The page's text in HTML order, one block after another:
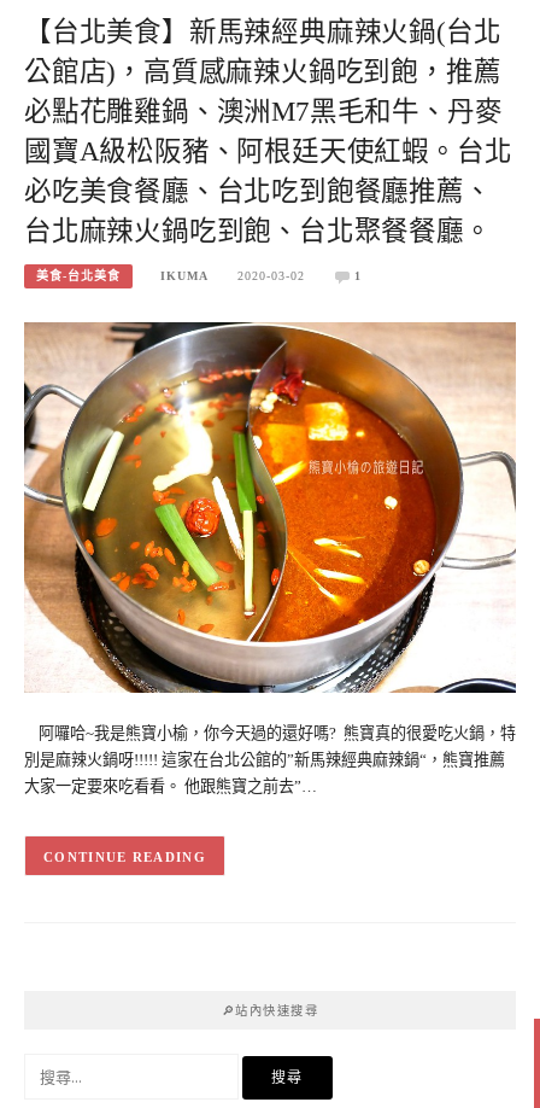
【台北美食】新馬辣經典麻辣火鍋(台北
公館店)，高質感麻辣火鍋吃到飽，推薦
必點花雕雞鍋、澳洲M7黑毛和牛、丹麥
國寶A級松阪豬、阿根廷天使紅蝦。台北
必吃美食餐廳、台北吃到飽餐廳推薦、
台北麻辣火鍋吃到飽、台北聚餐餐廳。
美食-台北美食 IKUMA 2020-03-02 1
阿囉哈~我是熊寶小榆，你今天過的還好嗎? 熊寶真的很愛吃火鍋，特
別是麻辣火鍋呀!!!!! 這家在台北公館的”新馬辣經典麻辣鍋“，熊寶推薦
大家一定要來吃看看。 他跟熊寶之前去”…
CONTINUE READING
🔎站內快速搜尋